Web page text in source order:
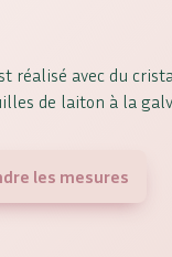
réalisé avec du
de laiton à la
les mesures